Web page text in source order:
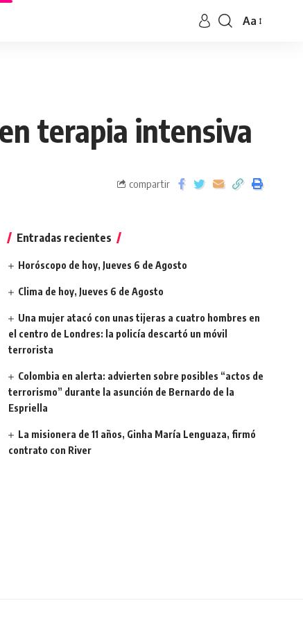
Aa
terapia intensiva
compartir
Entradas recientes
Horóscopo de hoy, Jueves 6 de Agosto
Clima de hoy, Jueves 6 de Agosto
Una mujer atacó con unas tijeras a cuatro hombres en
el centro de Londres: la policía descartó un móvil
terrorista
Colombia en alerta: advierten sobre posibles “actos de
terrorismo” durante la asunción de Bernardo de la
Espriella
La misionera de 11 años, Ginha María Lenguaza, firmó
contrato con River